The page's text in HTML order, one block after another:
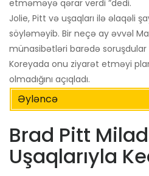
etməməyə qərar verdi ”dedi.
Jolie, Pitt və uşaqları ilə əlaqəli
söyləməyib. Bir neçə ay əvvəl
münasibətləri barədə soruşdular
Koreyada onu ziyarət etməyi
olmadığını açıqladı.
Əyləncə
Brad Pitt
Uşaqlarıyla